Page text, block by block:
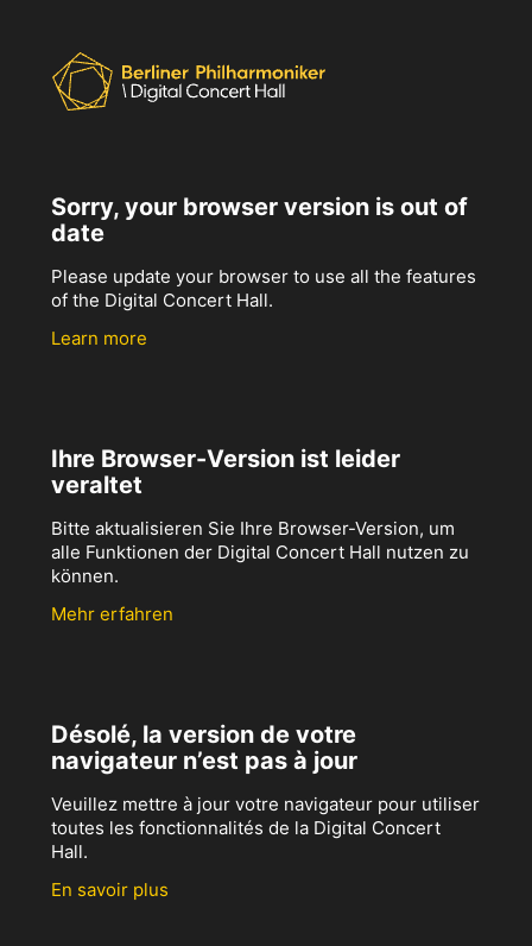
Sorry, your browser version is out of
date
Please update your browser to use all the features
of the Digital Concert Hall.
Learn more
Ihre Browser-Version ist leider
veraltet
Bitte aktualisieren Sie Ihre Browser-Version, um
alle Funktionen der Digital Concert Hall nutzen zu
können.
Mehr erfahren
Désolé, la version de votre
navigateur n’est pas à jour
Veuillez mettre à jour votre navigateur pour utiliser
toutes les fonctionnalités de la Digital Concert
Hall.
En savoir plus